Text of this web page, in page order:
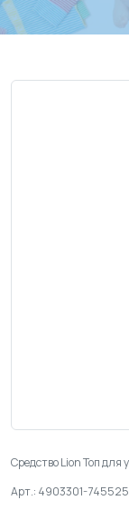
Средство Lion Топ
Арт.: 4903301-745525